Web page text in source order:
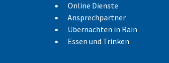
Online Dienste
Ansprechpartner
Übernachten in Rain
Essen und Trinken